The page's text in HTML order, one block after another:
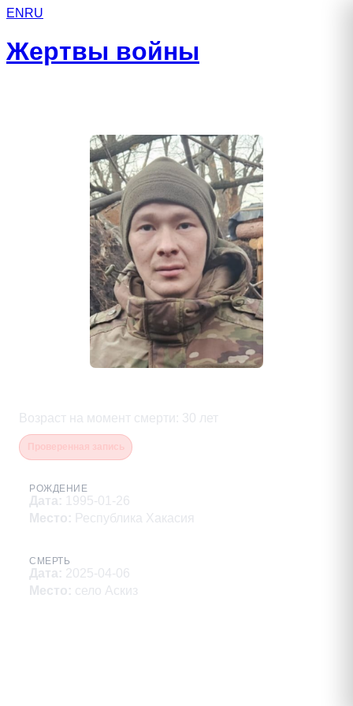
EN RU
Жертвы войны
Возраст на момент смерти : 30 лет
РОЖДЕНИЕ
Дата: 1995-01-26
Место: Республика Хакасия
СМЕРТЬ
Дата: 2025-04-06
Место: село Аскиз